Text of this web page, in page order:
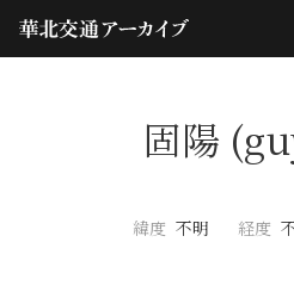
固陽
緯度 不明 経度